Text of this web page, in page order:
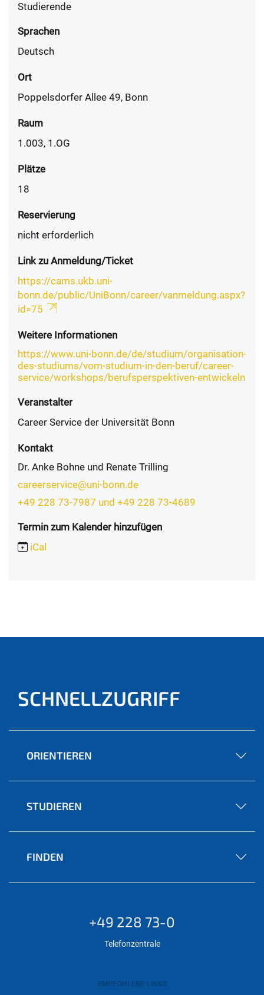
Studierende
Sprachen
Deutsch
Ort
Poppelsdorfer Allee 49, Bonn
Raum
1.003, 1.OG
Plätze
18
Reservierung
nicht erforderlich
Link zu Anmeldung/Ticket
https://cams.ukb.uni-
bonn.de/public/UniBonn/career/vanmeldung.aspx?
id=75
Weitere Informationen
https://www.uni-bonn.de/de/studium/organisation-
des-studiums/vom-studium-in-den-beruf/career-
service/workshops/berufsperspektiven-entwickeln
Veranstalter
Career Service der Universität Bonn
Kontakt
Dr. Anke Bohne und Renate Trilling
careerservice@uni-bonn.de
+49 228 73-7987 und +49 228 73-4689
Termin zum Kalender hinzufügen
iCal
SCHNELLZUGRIFF
ORIENTIEREN
STUDIEREN
FINDEN
+49 228 73-0
Telefonzentrale
EMPFOHLENE LINKS